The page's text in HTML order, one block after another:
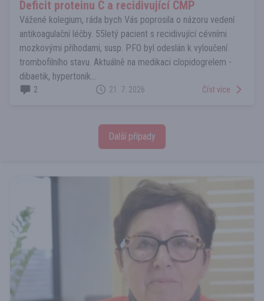
Deficit proteinu C a recidivující CMP
Vážené kolegium, ráda bych Vás poprosila o názoru vedení
antikoagulační léčby. 55letý pacient s recidivující cévními
mozkovými příhodami, susp. PFO byl odeslán k vyloučení
trombofilního stavu. Aktuálně na medikaci clopidogrelem -
dibaetik, hypertonik...
2 21. 7. 2026 Číst více
Další případy